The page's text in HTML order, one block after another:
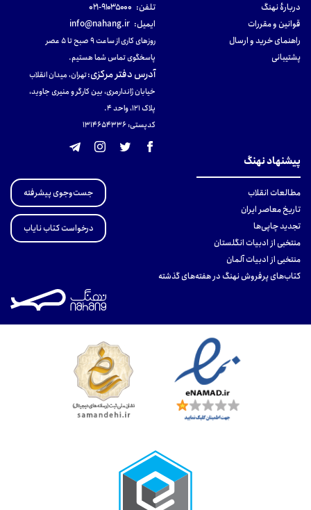
دربارهٔ نهنگ
قوانین و مقررات
راهنمای خرید و ارسال
پشتیبانی
تلفن: ۹۱۰۳۵۰۰۰-۰۲۱
ایمیل: info@nahang.ir
روزهای کاری از ساعت ۹ صبح تا ۵ عصر
پاسخگوی تماس شما هستیم.
آدرس دفتر مرکزی:تهران، میدان انقلاب
خیابان ژاندارمری، بین کارگر و منیری جاوید،
پلاک 121، واحد ۴.
کدپستی: 131465433۶
پیشنهاد نهنگ
مطالعات انقلاب
تاریخ معاصر ایران
تجدید چاپی‌ها
منتخبی از ادبیات انگلستان
منتخبی از ادبیات آلمان
کتاب‌های پرفروش نهنگ در هفته‌های گذشته
جست‌وجوی پیشرفته
درخواست کتاب نایاب